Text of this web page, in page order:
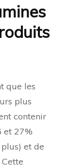
que les
plus
contenir
et 27%
et de